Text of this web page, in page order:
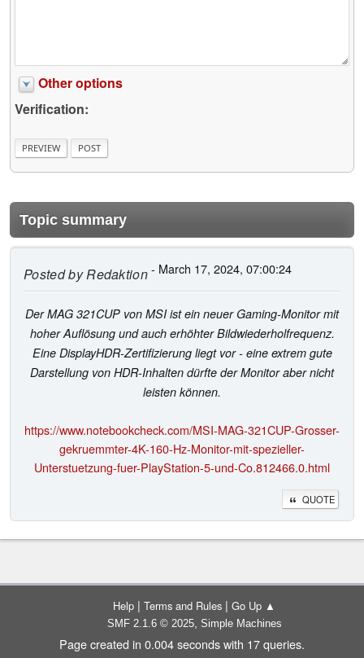
Other options
Verification:
Topic summary
Posted byRedaktion- March 17, 2024, 07:00:24
Der MAG 321CUP von MSI ist ein neuer Gaming-Monitor mit
hoher Auflösung und auch erhöhter Bildwiederholfrequenz.
Eine DisplayHDR-Zertifizierung liegt vor - eine extrem gute
Darstellung von HDR-Inhalten dürfte der Monitor aber nicht
leisten können.
https://www.notebookcheck.com/MSI-MAG-321CUP-Grosser-
gekruemmter-4K-160-Hz-Monitor-mit-spezieller-
Unterstuetzung-fuer-PlayStation-5-und-Co.812466.0.html
QUOTE
Help | Terms and Rules | Go Up ▲
SMF 2.1.6 © 2025, Simple Machines
Page created in 0.004 seconds with 17 queries.